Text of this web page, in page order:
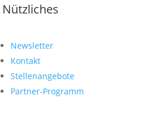
Nützliches
Newsletter
Kontakt
Stellenangebote
Partner-Programm